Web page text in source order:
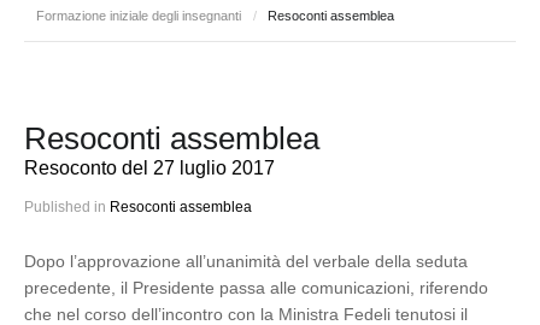
Formazione iniziale degli insegnanti / Resoconti assemblea
Resoconti assemblea
Resoconto del 27 luglio 2017
Published in Resoconti assemblea
Dopo l’approvazione all’unanimità del verbale della seduta
precedente, il Presidente passa alle comunicazioni, riferendo
che nel corso dell’incontro con la Ministra Fedeli tenutosi il